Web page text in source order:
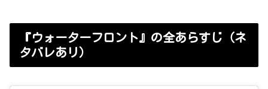
『ウォーターフロント』の全あらすじ（ネ
タバレあリ）